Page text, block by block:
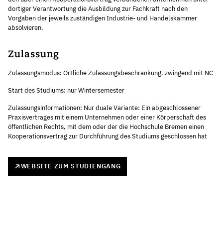
dortiger Verantwortung die Ausbildung zur Fachkraft nach den
Vorgaben der jeweils zuständigen Industrie- und Handelskammer
absolvieren.
Zulassung
Zulassungsmodus: Örtliche Zulassungsbeschränkung, zwingend mit NC
Start des Studiums: nur Wintersemester
Zulassungsinformationen: Nur duale Variante: Ein abgeschlossener
Praxisvertrages mit einem Unternehmen oder einer Körperschaft des
öffentlichen Rechts, mit dem oder der die Hochschule Bremen einen
Kooperationsvertrag zur Durchführung des Studiums geschlossen hat
WEBSITE ZUM STUDIENGANG